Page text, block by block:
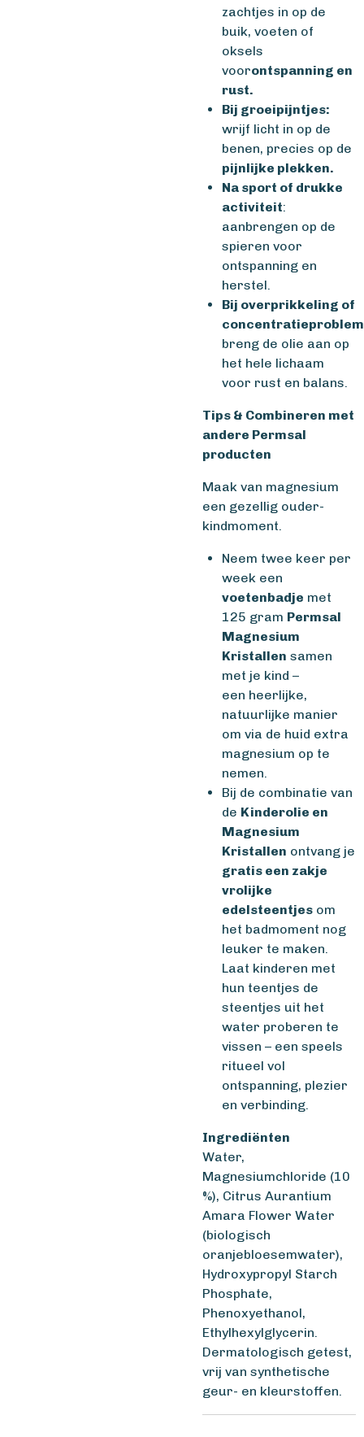
zachtjes in op de
buik, voeten of
oksels
voorontspanning en
rust.
Bij groeipijntjes:
wrijf licht in op de
benen, precies op de
pijnlijke plekken.
Na sport of drukke
activiteit:
aanbrengen op de
spieren voor
ontspanning en
herstel.
Bij overprikkeling of
breng de olie aan op
het hele lichaam
voor rust en balans.
Tips & Combineren met
andere Permsal
producten
Maak van magnesium
een gezellig ouder-
kindmoment.
Neem twee keer per
week een
voetenbadje met
125 gram Permsal
Magnesium
Kristallen samen
met je kind –
een heerlijke,
natuurlijke manier
om via de huid extra
magnesium op te
nemen.
Bij de combinatie van
de Kinderolie en
Magnesium
Kristallen ontvang je
gratis een zakje
vrolijke
edelsteentjes om
het badmoment nog
leuker te maken.
Laat kinderen met
hun teentjes de
steentjes uit het
water proberen te
vissen – een speels
ritueel vol
ontspanning, plezier
en verbinding.
Ingrediënten
Water,
Magnesiumchloride (10
%), Citrus Aurantium
Amara Flower Water
(biologisch
oranjebloesemwater),
Hydroxypropyl Starch
Phosphate,
Phenoxyethanol,
Ethylhexylglycerin.
Dermatologisch getest,
vrij van synthetische
geur- en kleurstoffen.